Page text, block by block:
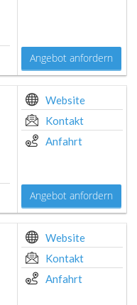
Angebot anfordern
Website
Kontakt
Anfahrt
Angebot anfordern
Website
Kontakt
Anfahrt